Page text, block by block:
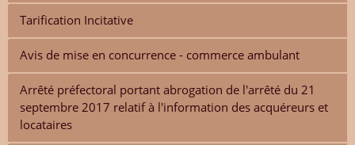
Tarification Incitative
Avis de mise en concurrence - commerce ambulant
Arrêté préfectoral portant abrogation de l'arrêté du 21
septembre 2017 relatif à l'information des acquéreurs et
locataires